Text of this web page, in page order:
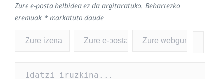
Zure e-posta helbidea ez da argitaratuko. Beharrezko
eremuak * markatuta daude